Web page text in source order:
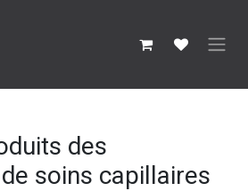
des
soins capillaires